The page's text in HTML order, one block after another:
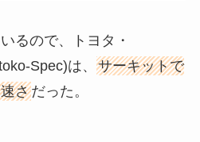
るので、トヨタ・
Spec)は、 サーキットで
さだった。